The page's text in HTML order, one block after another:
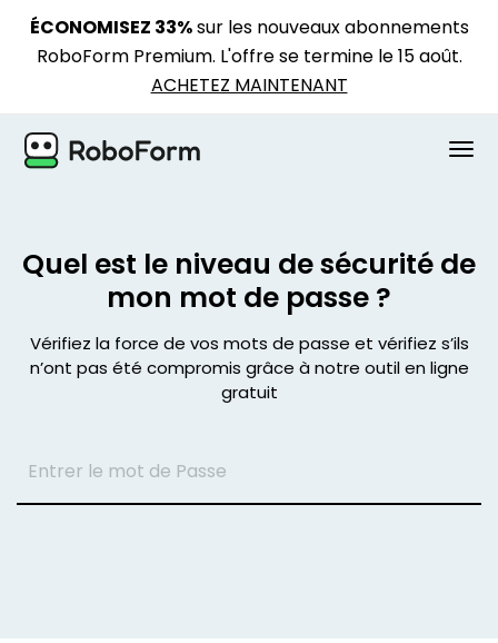
ÉCONOMISEZ 33%sur les nouveaux abonnements
RoboForm Premium. L'offre se termine le 15 août.
ACHETEZ MAINTENANT
BUSINESS
SÉCURITÉ
Quel est le niveau de sécurité de
mon mot de passe ?
Vérifiez la force de vos mots de passe et vérifiez s’ils
n’ont pas été compromis grâce à notre outil en ligne
gratuit